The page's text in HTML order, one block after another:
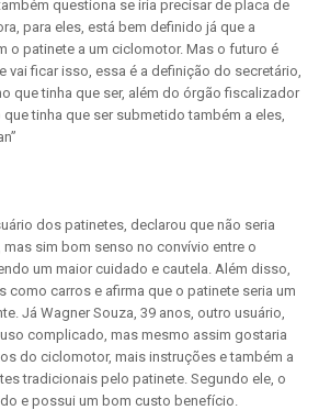
questiona se iria precisar de placa de
para eles, está bem definido já que a
o patinete a um ciclomotor. Mas o futuro é
vai ficar isso, essa é a definição do secretário,
que tinha que ser, além do órgão fiscalizador
tinha que ser submetido também a eles,
dos patinetes, declarou que não seria
sim bom senso no convívio entre o
um maior cuidado e cautela. Além disso,
como carros e afirma que o patinete seria um
Já Wagner Souza, 39 anos, outro usuário,
complicado, mas mesmo assim gostaria
do ciclomotor, mais instruções e também a
tradicionais pelo patinete. Segundo ele, o
e possui um bom custo benefício.